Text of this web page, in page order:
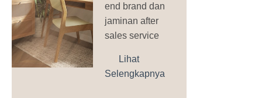
end brand dan
jaminan after
sales service
Lihat
Selengkapnya